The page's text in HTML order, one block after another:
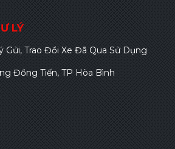
LÝ
Gửi, Trao Đổi Xe Đã Qua Sử Dụng
Đồng Tiến, TP Hòa Bình